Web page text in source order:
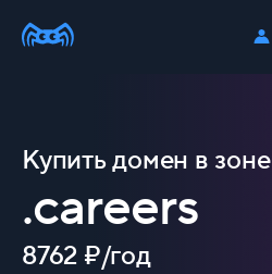
Купить домен в зоне
.careers
8762 ₽/год